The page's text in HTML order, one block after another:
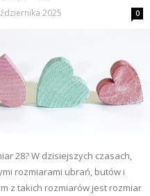
2025 0
28? W dzisiejszych czasach,
rozmiarami ubrań, butów i
z takich rozmiarów jest rozmiar